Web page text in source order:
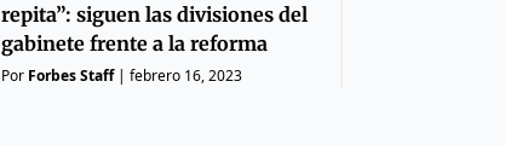
repita”: siguen las divisiones del
gabinete frente a la reforma
Por Forbes Staff| febrero 16, 2023